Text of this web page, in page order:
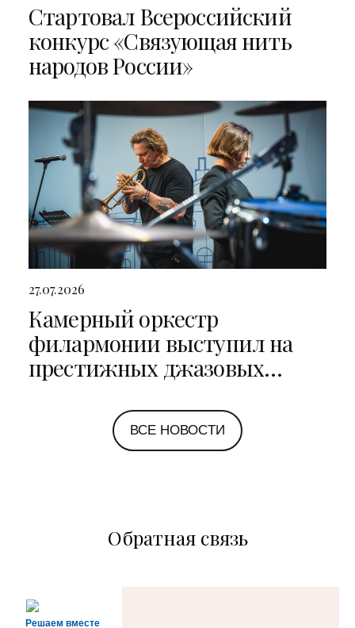
Стартовал Всероссийский
конкурс «Связующая нить
народов России»
27.07.2026
Камерный оркестр
филармонии выступил на
престижных джазовых
Петербурге и Ярославле
ВСЕ НОВОСТИ
Обратная связь
Решаем вместе